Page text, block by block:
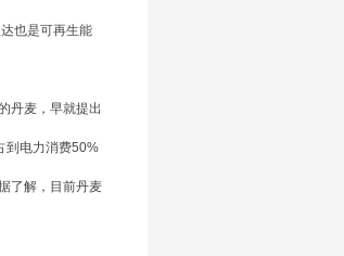
也是可再生能
丹麦，早就提出
到电力消费50%
了解，目前丹麦